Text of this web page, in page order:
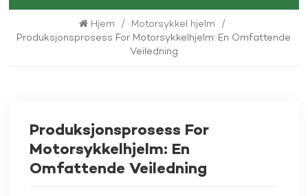
Hjem / Motorsykkel hjelm /
Produksjonsprosess For Motorsykkelhjelm: En Omfattende
Veiledning
Produksjonsprosess For
Motorsykkelhjelm: En
Omfattende Veiledning